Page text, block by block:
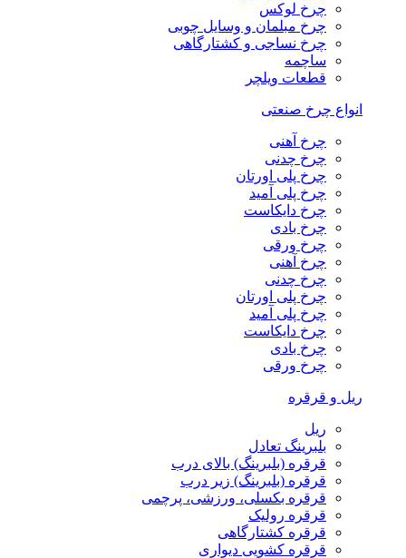
چرخ لوکس
چرخ مبلمان و وسایل چوبی
چرخ نساجی و کشتارگاهی
ساچمه
قطعات ویلچر
انواع چرخ صنعتی
چرخ آهنی
چرخ چدنی
چرخ پلی اورتان
چرخ پلی آمید
چرخ دایکاست
چرخ بادی
چرخ ورقی
چرخ آهنی
چرخ چدنی
چرخ پلی اورتان
چرخ پلی آمید
چرخ دایکاست
چرخ بادی
چرخ ورقی
ریل و قرقره
ریل
بلبرینگ تعادل
قرقره (بلبرینگ) بالای درب
قرقره (بلبرینگ) زیر درب
قرقره بکسلی، ورزشی، پرچمی
قرقره رولیک
قرقره کشتارگاهی
قرقره کشویی دیواری